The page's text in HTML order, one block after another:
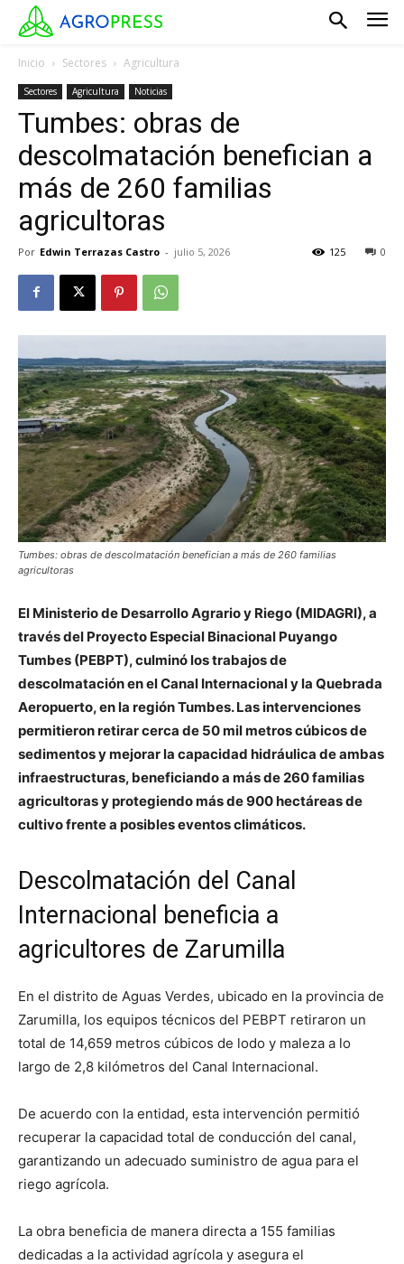
Inicio Sectores Agricultura
Sectores Agricultura Noticias
Tumbes: obras de
descolmatación benefician a
más de 260 familias
agricultoras
Por Edwin Terrazas Castro - julio 5, 2026 0
125
Tumbes: obras de descolmatación benefician a más de 260 familias
agricultoras
El Ministerio de Desarrollo Agrario y Riego (MIDAGRI), a
través del Proyecto Especial Binacional Puyango
Tumbes (PEBPT), culminó los trabajos de
descolmatación en el Canal Internacional y la Quebrada
Aeropuerto, en la región Tumbes. Las intervenciones
permitieron retirar cerca de 50 mil metros cúbicos de
sedimentos y mejorar la capacidad hidráulica de ambas
infraestructuras, beneficiando a más de 260 familias
agricultoras y protegiendo más de 900 hectáreas de
cultivo frente a posibles eventos climáticos.
Descolmatación del Canal
Internacional beneficia a
agricultores de Zarumilla
En el distrito de Aguas Verdes, ubicado en la provincia de
Zarumilla, los equipos técnicos del PEBPT retiraron un
total de 14,659 metros cúbicos de lodo y maleza a lo
largo de 2,8 kilómetros del Canal Internacional.
De acuerdo con la entidad, esta intervención permitió
recuperar la capacidad total de conducción del canal,
garantizando un adecuado suministro de agua para el
riego agrícola.
La obra beneficia de manera directa a 155 familias
dedicadas a la actividad agrícola y asegura el